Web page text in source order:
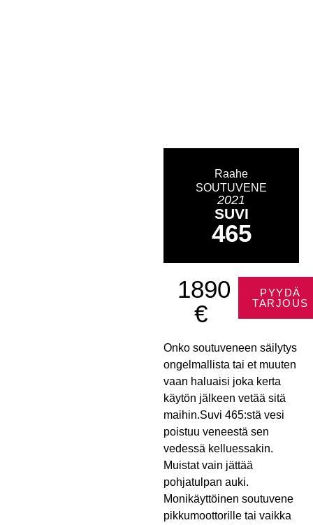
Raahe
SOUTUVENE
2021
SUVI
465
1890
€
PYYDÄ
TARJOUS
Onko soutuveneen säilytys
ongelmallista tai et muuten
vaan haluaisi joka kerta
käytön jälkeen vetää sitä
maihin.Suvi 465:stä vesi
poistuu veneestä sen
vedessä kelluessakin.
Muistat vain jättää
pohjatulpan auki.
Monikäyttöinen soutuvene
pikkumoottorille tai vaikka